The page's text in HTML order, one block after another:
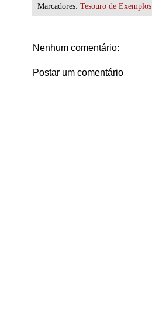
Marcadores: Tesouro de Exemplos
Nenhum comentário:
Postar um comentário